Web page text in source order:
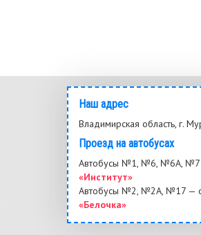
Наш адрес
Владимирская область, г.
Проезд на автобусах
Автобусы №1, №6, №6А, №7
«Институт»
Автобусы №2, №2А, №17 —
«Белочка»